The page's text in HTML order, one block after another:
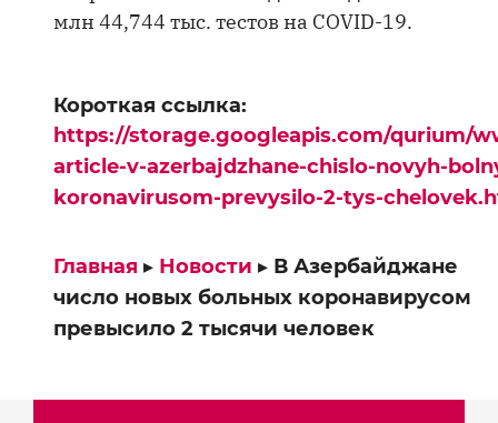
млн 44,744 тыс. тестов на COVID-19.
Короткая ссылка:
https://storage.googleapis.com/qurium/
article-v-azerbajdzhane-chislo-novyh-
koronavirusom-prevysilo-2-tys-
Главная ▸ Новости ▸ В Азербайджане
число новых больных коронавирусом
превысило 2 тысячи человек